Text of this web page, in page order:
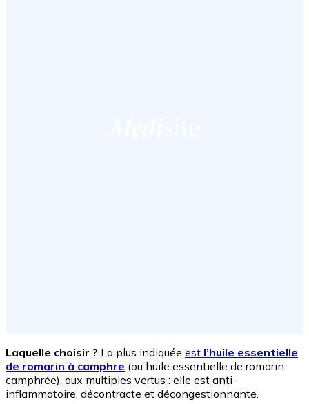
Laquelle choisir ? La plus indiquée est l’huile essentielle
de romarin à camphre (ou huile essentielle de romarin
camphrée), aux multiples vertus : elle est anti-
inflammatoire, décontracte et décongestionnante.